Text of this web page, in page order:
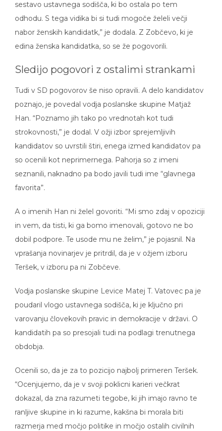
odhodu. S tega vidika bi si tudi mogoče želeli večji
nabor ženskih kandidatk,” je dodala. Z Zobčevo, ki je
edina ženska kandidatka, so se že pogovorili.
Sledijo pogovori z ostalimi strankami
poznajo, je povedal vodja poslanske skupine Matjaž
Han. “Poznamo jih tako po vrednotah kot tudi
strokovnosti,” je dodal. V ožji izbor sprejemljivih
kandidatov so uvrstili štiri, enega izmed kandidatov pa
so ocenili kot neprimernega. Pahorja so z imeni
seznanili, naknadno pa bodo javili tudi ime “glavnega
in vem, da tisti, ki ga bomo imenovali, gotovo ne bo
dobil podpore. Te usode mu ne želim,” je pojasnil. Na
vprašanja novinarjev je pritrdil, da je v ožjem izboru
Teršek, v izboru pa ni Zobčeve.
poudaril vlogo ustavnega sodišča, ki je ključno pri
varovanju človekovih pravic in demokracije v državi. O
kandidatih pa so presojali tudi na podlagi trenutnega
“Ocenjujemo, da je v svoji poklicni karieri večkrat
dokazal, da zna razumeti tegobe, ki jih imajo ravno te
ranljive skupine in ki razume, kakšna bi morala biti
razmerja med močjo politike in močjo ostalih civilnih